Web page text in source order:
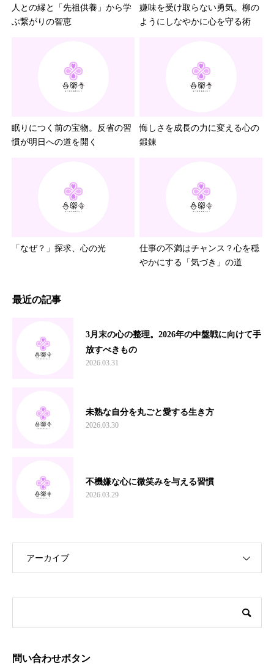
人との縁と「先祖供養」から学
ぶ繋がりの智恵
嫌味を受け取らない勇気。柳の
ようにしなやかに心を守る術
眠りにつく前の宝物。反省の習
慣が明日への道を開く
悔しさを成長の力に変える心の
鍛錬
「なぜ？」探求、心の光
仕事の不満はチャンス？心を穏
やかにする「気づき」の道
最近の記事
3月末の心の整理。2026年の中盤戦に向けて手
放すべきもの
2026.03.31
未熟な自分を丸ごと愛する生き方
2026.03.30
不機嫌な心に微笑みを与える習慣
2026.03.29
アーカイブ
問い合わせボタン